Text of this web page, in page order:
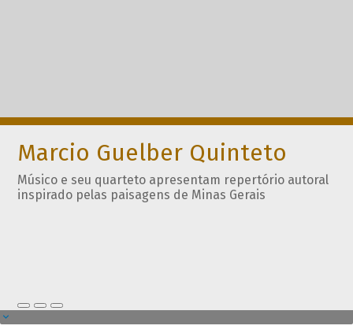
Marcio Guelber Quinteto
Músico e seu quarteto apresentam repertório autoral
inspirado pelas paisagens de Minas Gerais